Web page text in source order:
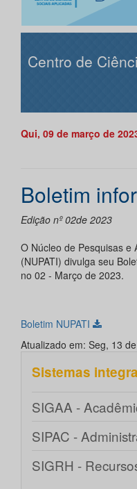
Centro de
Qui, 09 de março de
Boletim
Edição nº 02de 2023
O Núcleo de Pesquisas e
(NUPATI) divulga seu
no 02 - Março de 2023.
Boletim NUPATI
Atualizado em: Seg, 13
Sistemas
SIGAA -
SIPAC -
SIGRH -